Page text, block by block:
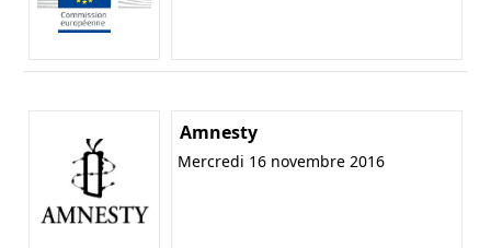
Amnesty
Mercredi 16 novembre 2016